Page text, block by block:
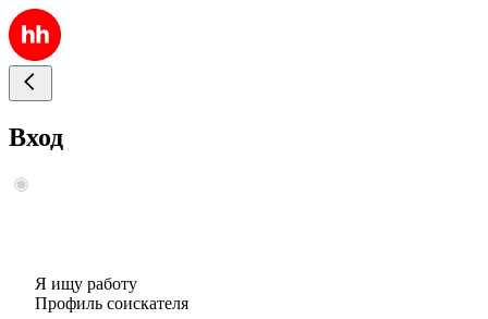
Вход
Я ищу работу
Профиль соискателя